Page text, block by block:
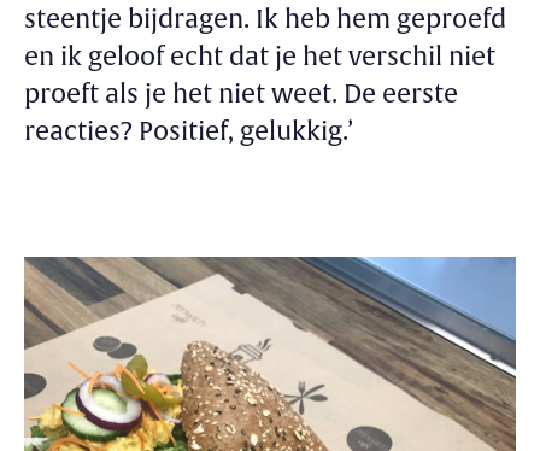
steentje bijdragen. Ik heb hem geproefd
en ik geloof echt dat je het verschil niet
proeft als je het niet weet. De eerste
reacties? Positief, gelukkig.’